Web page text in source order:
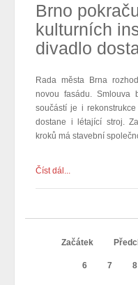
Brno
kulturních
divadlo
Rada města Brna
novou fasádu. Smlouva
součástí je i
dostane i létající stroj.
kroků má stavební
Číst dál...
Začátek
6 7 8